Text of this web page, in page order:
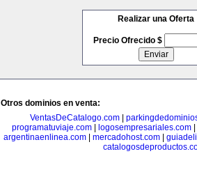
Realizar una Oferta
Precio Ofrecido $
Otros dominios en venta:
VentasDeCatalogo.com|
programatuviaje.com| logosempresariales.com|
argentinaenlinea.com| mercadohost.com|